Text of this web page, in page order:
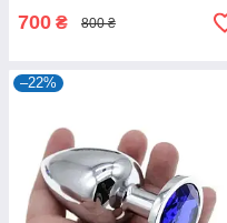
700 ₴ 800 ₴
–22%